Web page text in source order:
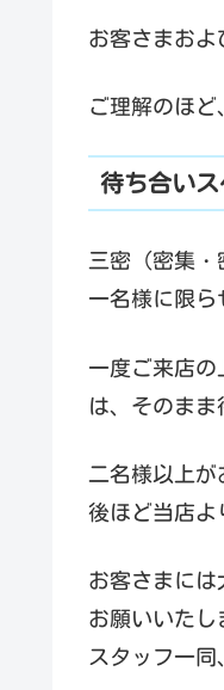
お客さまおよ
ご理解のほど
待ち合いス
三密（密集
一名様に限ら
一度ご来店
は、そのまま
二名様以上が
後ほど当店よ
お客さまには
お願いいたし
スタッフ一同